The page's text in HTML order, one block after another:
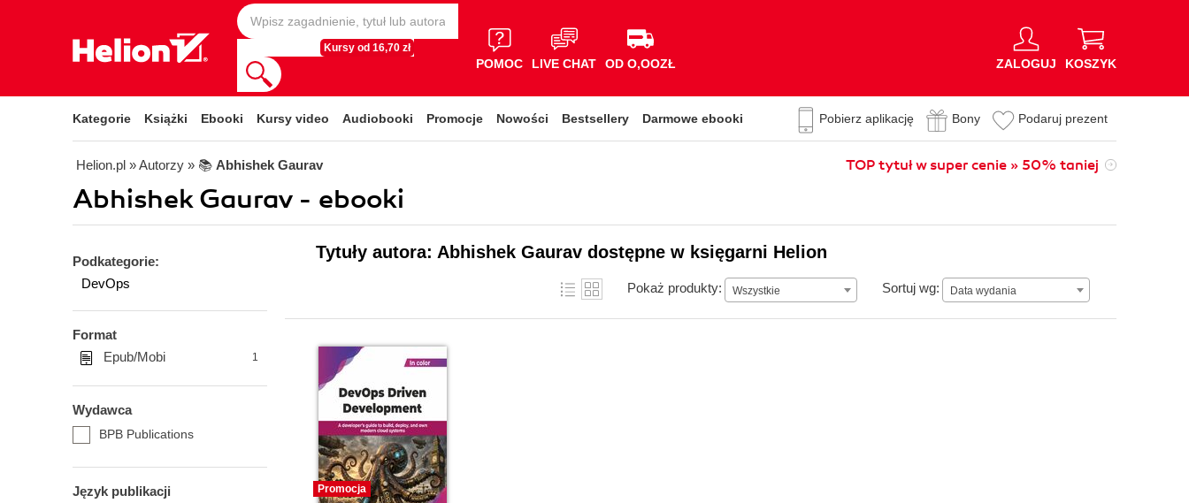
Kursy od 16,70 zł
POMOC LIVE CHAT OD O,OOZŁ ZALOGUJ KOSZYK
Kategorie Książki Ebooki Kursy video Audiobooki Promocje Nowości Bestsellery Darmowe ebooki Pobierz aplikację Bony Podaruj prezent
Helion.pl » Autorzy » 📚 Abhishek Gaurav TOP tytuł w super cenie » 50% taniej
Abhishek Gaurav - ebooki
Podkategorie:
DevOps
Format
Epub/Mobi
1
Wydawca
BPB Publications
Język publikacji
Tytuły autora: Abhishek Gaurav dostępne w księgarni Helion
Pokaż produkty: Wszystkie Sortuj wg: Data wydania
Data wydania
Promocja